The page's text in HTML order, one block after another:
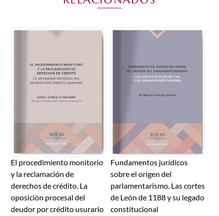
El procedimiento monitorio
y la reclamación de
derechos de crédito. La
oposición procesal del
deudor por crédito usurario
Fundamentos jurídicos
sobre el origen del
parlamentarismo. Las cortes
de León de 1188 y su legado
constitucional